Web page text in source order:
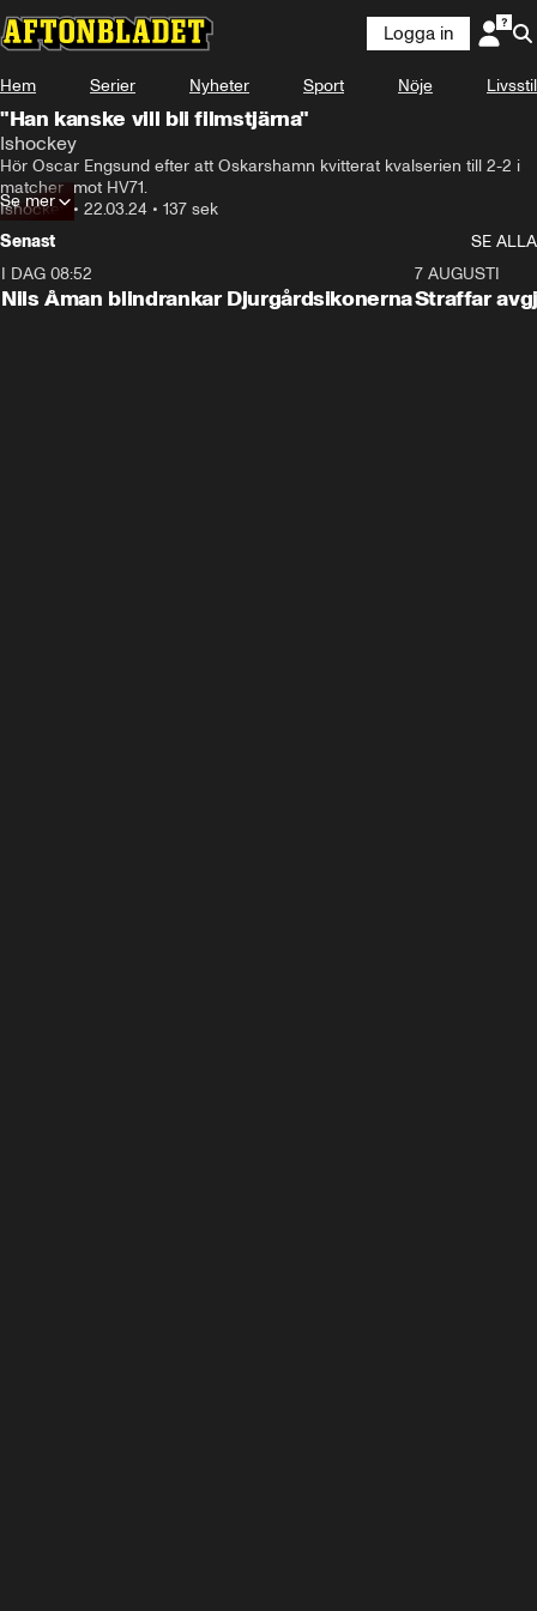
Logga in
Hem Serier Nyheter Sport Nöje Livsstil
"Han kanske vill bli filmstjärna"
Ishockey
Hör Oscar Engsund efter att Oskarshamn kvitterat kvalserien till 2-2 i
matcher  mot HV71.
Ishockey• 22.03.24 • 137 sek
Se mer
Senast
SE ALLA
I DAG 08:52
Nils Åman blindrankar Djurgårdsikonerna
7 AUGUSTI
Straffar